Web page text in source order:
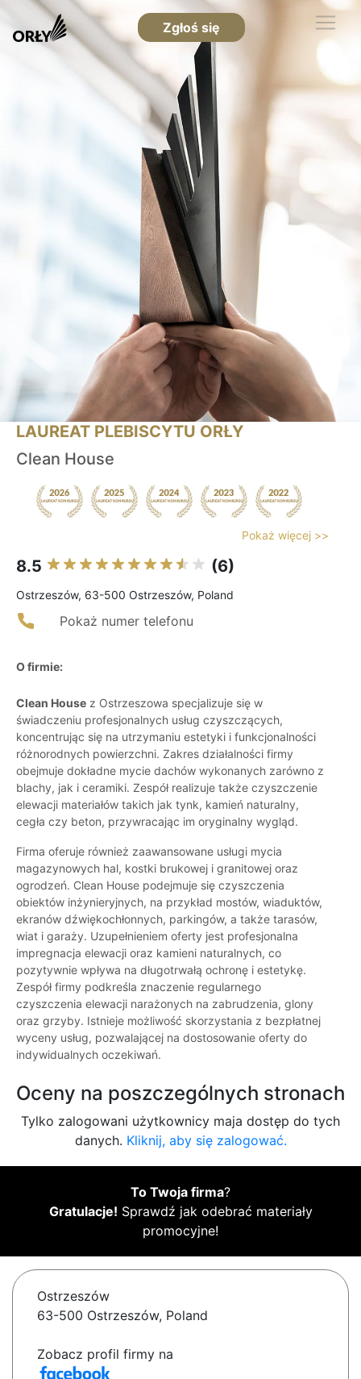
Zgłoś się
LAUREAT PLEBISCYTU ORŁY
Clean House
Pokaż więcej >>
8.5 (6)
Ostrzeszów, 63-500 Ostrzeszów, Poland
Pokaż numer telefonu
O firmie:
Clean House z Ostrzeszowa specjalizuje się w
świadczeniu profesjonalnych usług czyszczących,
koncentrując się na utrzymaniu estetyki i funkcjonalności
różnorodnych powierzchni. Zakres działalności firmy
obejmuje dokładne mycie dachów wykonanych zarówno z
blachy, jak i ceramiki. Zespół realizuje także czyszczenie
elewacji materiałów takich jak tynk, kamień naturalny,
cegła czy beton, przywracając im oryginalny wygląd.
Firma oferuje również zaawansowane usługi mycia
magazynowych hal, kostki brukowej i granitowej oraz
ogrodzeń. Clean House podejmuje się czyszczenia
obiektów inżynieryjnych, na przykład mostów, wiaduktów,
ekranów dźwiękochłonnych, parkingów, a także tarasów,
wiat i garaży. Uzupełnieniem oferty jest profesjonalna
impregnacja elewacji oraz kamieni naturalnych, co
pozytywnie wpływa na długotrwałą ochronę i estetykę.
Zespół firmy podkreśla znaczenie regularnego
czyszczenia elewacji narażonych na zabrudzenia, glony
oraz grzyby. Istnieje możliwość skorzystania z bezpłatnej
wyceny usług, pozwalającej na dostosowanie oferty do
indywidualnych oczekiwań.
Oceny na poszczególnych stronach
Tylko zalogowani użytkownicy maja dostęp do tych
danych. Kliknij, aby się zalogować.
To Twoja firma?
Gratulacje! Sprawdź jak odebrać materiały
promocyjne!
Ostrzeszów
63-500 Ostrzeszów, Poland
Zobacz profil firmy na